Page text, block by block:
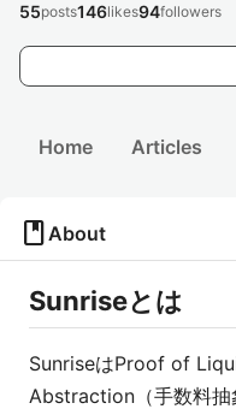
55posts146likes94followers
Home Articles
bookAbout
Sunriseとは
SunriseはProof of
Abstraction（手数料抽